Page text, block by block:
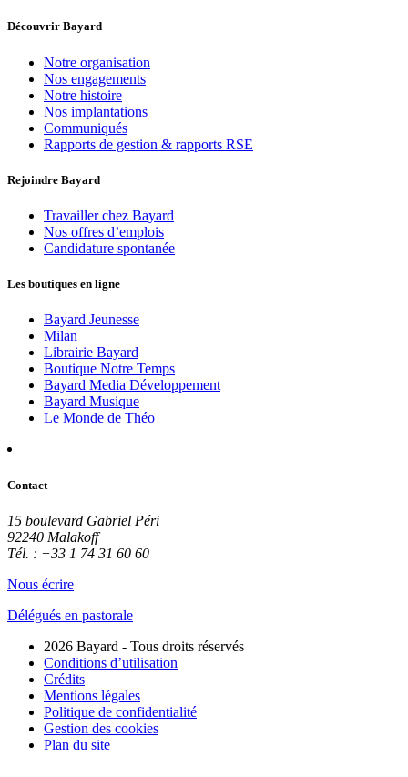
Découvrir Bayard
Notre organisation
Nos engagements
Notre histoire
Nos implantations
Communiqués
Rapports de gestion & rapports RSE
Rejoindre Bayard
Travailler chez Bayard
Nos offres d’emplois
Candidature spontanée
Les boutiques en ligne
Bayard Jeunesse
Milan
Librairie Bayard
Boutique Notre Temps
Bayard Media Développement
Bayard Musique
Le Monde de Théo
Contact
15 boulevard Gabriel Péri
92240 Malakoff
Tél. : +33 1 74 31 60 60
Nous écrire
Délégués en pastorale
2026 Bayard - Tous droits réservés
Conditions d’utilisation
Crédits
Mentions légales
Politique de confidentialité
Gestion des cookies
Plan du site